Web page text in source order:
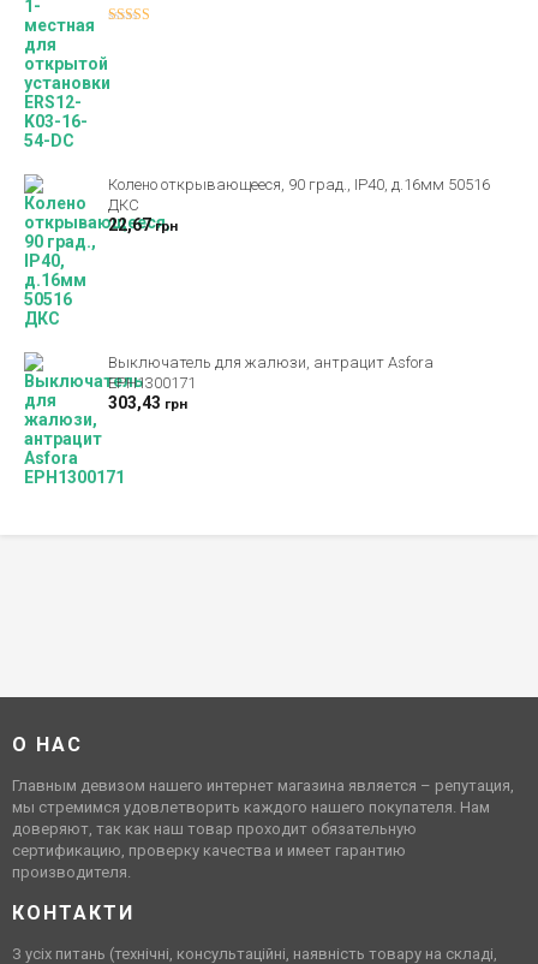
Колено открывающееся, 90 град., IP40, д.16мм 50516
ДКС
22,67грн
Выключатель для жалюзи, антрацит Asfora
EPH1300171
303,43 грн
О НАС
Главным девизом нашего интернет магазина является – репутация,
мы стремимся удовлетворить каждого нашего покупателя. Нам
доверяют, так как наш товар проходит обязательную
сертификацию, проверку качества и имеет гарантию
производителя.
КОНТАКТИ
З усіх питань (технічні, консультаційні, наявність товару на складі,